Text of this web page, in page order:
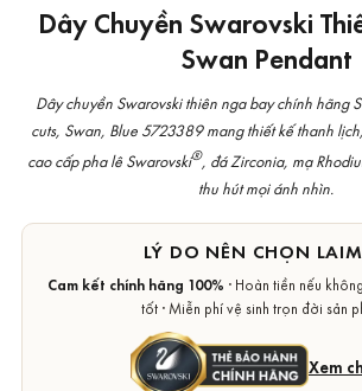
Dây Chuyền Swarovski
Swan Pendant
Dây chuyền Swarovski thiên nga bay chính hãng
cuts, Swan, Blue 5723389 mang thiết kế thanh
cao cấp pha lê Swarovski®, đá Zirconia, mạ
thu hút mọi ánh nhìn.
LÝ DO NÊN CHỌN
Cam kết chính hãng 100% · Hoàn tiền nếu
tốt · Miễn phí vệ sinh trọn đời sản
Xem